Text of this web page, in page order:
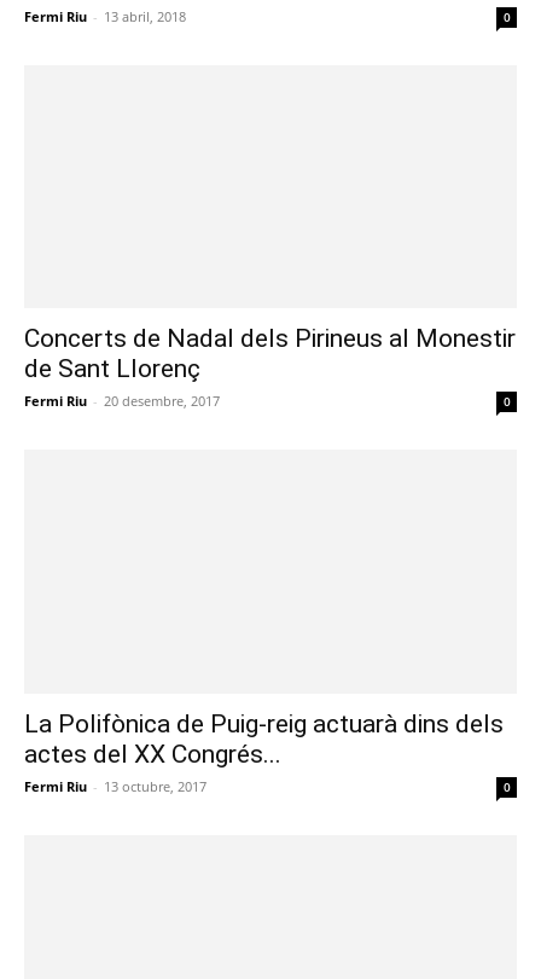
Fermi Riu - 13 abril, 2018 0
Concerts de Nadal dels Pirineus al Monestir
de Sant Llorenç
Fermi Riu - 20 desembre, 2017 0
La Polifònica de Puig-reig actuarà dins dels
actes del XX Congrés...
Fermi Riu - 13 octubre, 2017 0